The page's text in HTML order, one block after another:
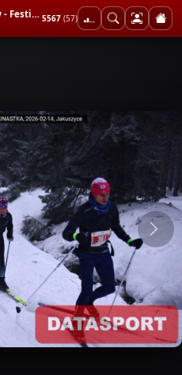
50. Bieg Piastów - Festiwal Narciarstwa Biegowego RODZINNA DWUNASTKA 5567 (57)